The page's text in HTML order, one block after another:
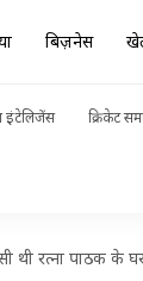
बिज़नेस
इंटेलिजेंस क्रिकेट
रत्ना पाठक के